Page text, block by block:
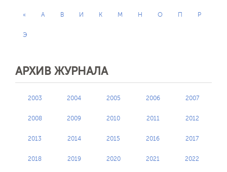
« А В И К М Н О П Р
Э
АРХИВ ЖУРНАЛА
2003 2004 2005 2006 2007
2008 2009 2010 2011 2012
2013 2014 2015 2016 2017
2018 2019 2020 2021 2022